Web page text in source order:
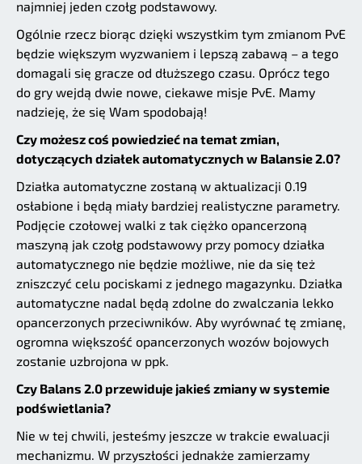
najmniej jeden czołg podstawowy.
Ogólnie rzecz biorąc dzięki wszystkim tym zmianom PvE
będzie większym wyzwaniem i lepszą zabawą – a tego
domagali się gracze od dłuższego czasu. Oprócz tego
do gry wejdą dwie nowe, ciekawe misje PvE. Mamy
nadzieję, że się Wam spodobają!
Czy możesz coś powiedzieć na temat zmian,
dotyczących działek automatycznych w Balansie 2.0?
Działka automatyczne zostaną w aktualizacji 0.19
osłabione i będą miały bardziej realistyczne parametry.
Podjęcie czołowej walki z tak ciężko opancerzoną
maszyną jak czołg podstawowy przy pomocy działka
automatycznego nie będzie możliwe, nie da się też
zniszczyć celu pociskami z jednego magazynku. Działka
automatyczne nadal będą zdolne do zwalczania lekko
opancerzonych przeciwników. Aby wyrównać tę zmianę,
ogromna większość opancerzonych wozów bojowych
zostanie uzbrojona w ppk.
Czy Balans 2.0 przewiduje jakieś zmiany w systemie
podświetlania?
Nie w tej chwili, jesteśmy jeszcze w trakcie ewaluacji
mechanizmu. W przyszłości jednakże zamierzamy